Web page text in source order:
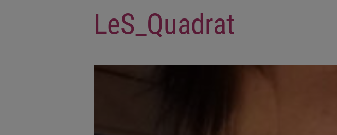
LeS_Quadrat